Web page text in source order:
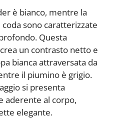
è bianco, mentre la
sono caratterizzate
Questa
un contrasto netto e
bianca attraversata da
il piumino è grigio.
si presenta
aderente al corpo,
elegante.